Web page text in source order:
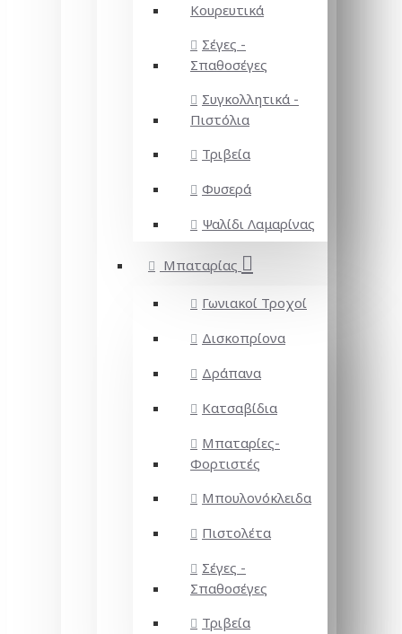
Κουρευτικά
Σέγες -
Σπαθοσέγες
Συγκολλητικά -
Πιστόλια
Τριβεία
Φυσερά
Ψαλίδι Λαμαρίνας
Μπαταρίας
Γωνιακοί Τροχοί
Δισκοπρίονα
Δράπανα
Κατσαβίδια
Μπαταρίες-
Φορτιστές
Μπουλονόκλειδα
Πιστολέτα
Σέγες -
Σπαθοσέγες
Τριβεία